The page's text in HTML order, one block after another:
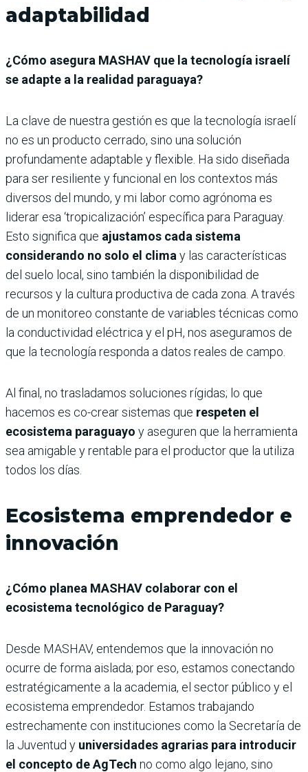
adaptabilidad
¿Cómo asegura MASHAV que la tecnología israelí
se adapte a la realidad paraguaya?
La clave de nuestra gestión es que la tecnología israelí
no es un producto cerrado, sino una solución
profundamente adaptable y flexible. Ha sido diseñada
para ser resiliente y funcional en los contextos más
diversos del mundo, y mi labor como agrónoma es
liderar esa ‘tropicalización’ específica para Paraguay.
Esto significa que ajustamos cada sistema
considerando no solo el clima y las características
del suelo local, sino también la disponibilidad de
recursos y la cultura productiva de cada zona. A través
de un monitoreo constante de variables técnicas como
la conductividad eléctrica y el pH, nos aseguramos de
que la tecnología responda a datos reales de campo.
Al final, no trasladamos soluciones rígidas; lo que
hacemos es co-crear sistemas que respeten el
ecosistema paraguayo y aseguren que la herramienta
sea amigable y rentable para el productor que la utiliza
todos los días.
Ecosistema emprendedor e
innovación
¿Cómo planea MASHAV colaborar con el
ecosistema tecnológico de Paraguay?
Desde MASHAV, entendemos que la innovación no
ocurre de forma aislada; por eso, estamos conectando
estratégicamente a la academia, el sector público y el
ecosistema emprendedor. Estamos trabajando
estrechamente con instituciones como la Secretaría de
la Juventud y universidades agrarias para introducir
el concepto de AgTech no como algo lejano, sino